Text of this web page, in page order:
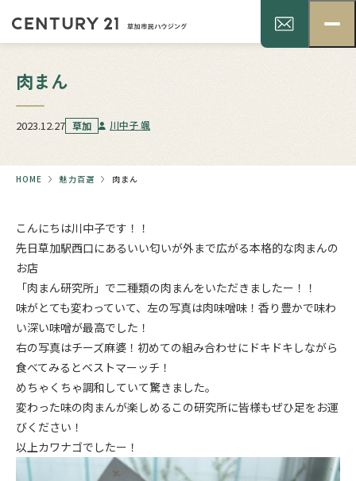
肉まん
2023.12.27 草加 川中子 颯
HOME 魅力百選 肉まん
こんにちは川中子です！！
先日草加駅西口にあるいい匂いが外まで広がる本格的な肉まんの
お店
「肉まん研究所」で二種類の肉まんをいただきましたー！！
味がとても変わっていて、左の写真は肉味噌味！香り豊かで味わ
い深い味噌が最高でした！
右の写真はチーズ麻婆！初めての組み合わせにドキドキしながら
食べてみるとベストマーッチ！
めちゃくちゃ調和していて驚きました。
変わった味の肉まんが楽しめるこの研究所に皆様もぜひ足をお運
びください！
以上カワナゴでしたー！